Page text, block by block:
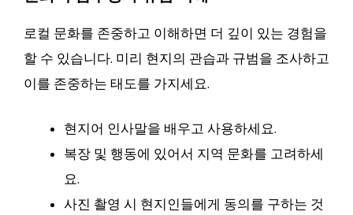
로컬 문화를 존중하고 이해하면 더 깊이 있는 경험을
할 수 있습니다. 미리 현지의 관습과 규범을 조사하고
이를 존중하는 태도를 가지세요.
현지어 인사말을 배우고 사용하세요.
복장 및 행동에 있어서 지역 문화를 고려하세
요.
사진 촬영 시 현지인들에게 동의를 구하는 것